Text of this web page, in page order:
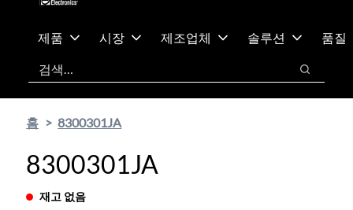
제품 시장 제조업체 솔루션
품질
검색
검색
홈 8300301JA
8300301JA
재고 없음